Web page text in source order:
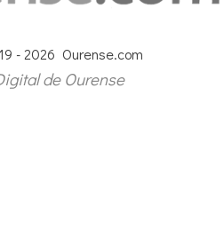
- 2026 Ourense.com
de Ourense